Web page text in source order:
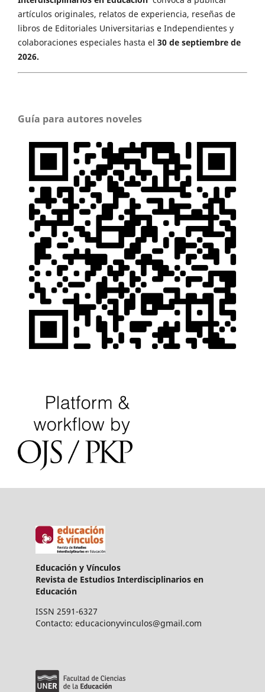
artículos originales, relatos de experiencia, reseñas de
libros de Editoriales Universitarias e Independientes y
colaboraciones especiales hasta el 30 de septiembre de
2026.
Guía para autores noveles
Educación y Vínculos
Revista de Estudios Interdisciplinarios en
Educación
ISSN 2591-6327
Contacto: educacionyvinculos@gmail.com